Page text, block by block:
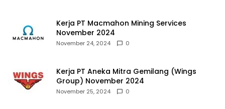
Kerja PT Macmahon Mining Services
November 2024
November 24, 2024 0
Kerja PT Aneka Mitra Gemilang (Wings
Group) November 2024
November 25, 2024 0